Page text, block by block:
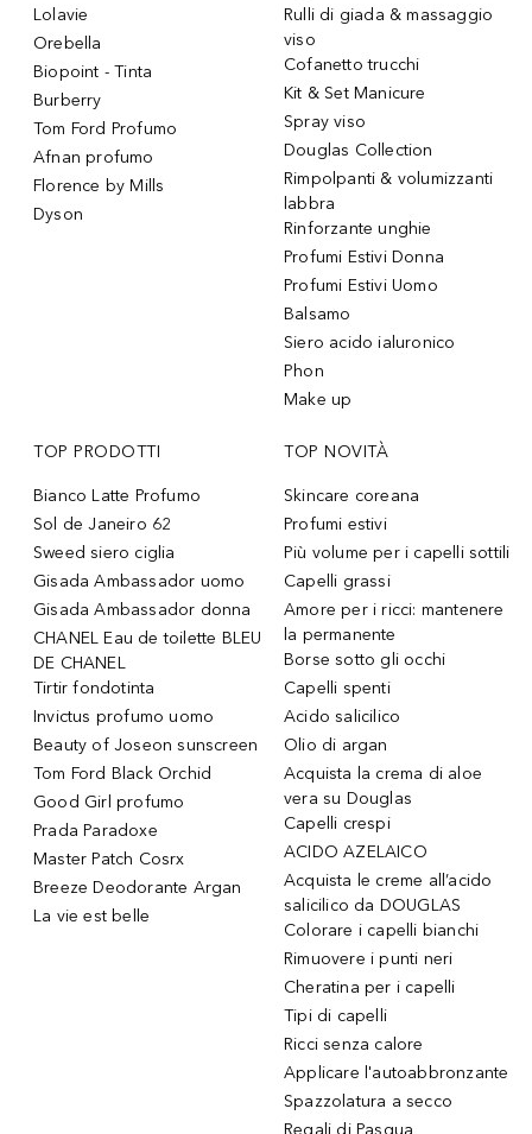
Lolavie
Orebella
Biopoint - Tinta
Burberry
Tom Ford Profumo
Afnan profumo
Florence by Mills
Dyson
Rulli di giada & massaggio
viso
Cofanetto trucchi
Kit & Set Manicure
Spray viso
Douglas Collection
Rimpolpanti & volumizzanti
labbra
Rinforzante unghie
Profumi Estivi Donna
Profumi Estivi Uomo
Balsamo
Siero acido ialuronico
Phon
Make up
TOP PRODOTTI
Bianco Latte Profumo
Sol de Janeiro 62
Sweed siero ciglia
Gisada Ambassador uomo
Gisada Ambassador donna
CHANEL Eau de toilette BLEU
DE CHANEL
Tirtir fondotinta
Invictus profumo uomo
Beauty of Joseon sunscreen
Tom Ford Black Orchid
Good Girl profumo
Prada Paradoxe
Master Patch Cosrx
Breeze Deodorante Argan
La vie est belle
TOP NOVITÀ
Skincare coreana
Profumi estivi
Più volume per i capelli sottili
Capelli grassi
Amore per i ricci: mantenere
la permanente
Borse sotto gli occhi
Capelli spenti
Acido salicilico
Olio di argan
Acquista la crema di aloe
vera su Douglas
Capelli crespi
ACIDO AZELAICO
Acquista le creme all’acido
salicilico da DOUGLAS
Colorare i capelli bianchi
Rimuovere i punti neri
Cheratina per i capelli
Tipi di capelli
Ricci senza calore
Applicare l'autoabbronzante
Spazzolatura a secco
Regali di Pasqua